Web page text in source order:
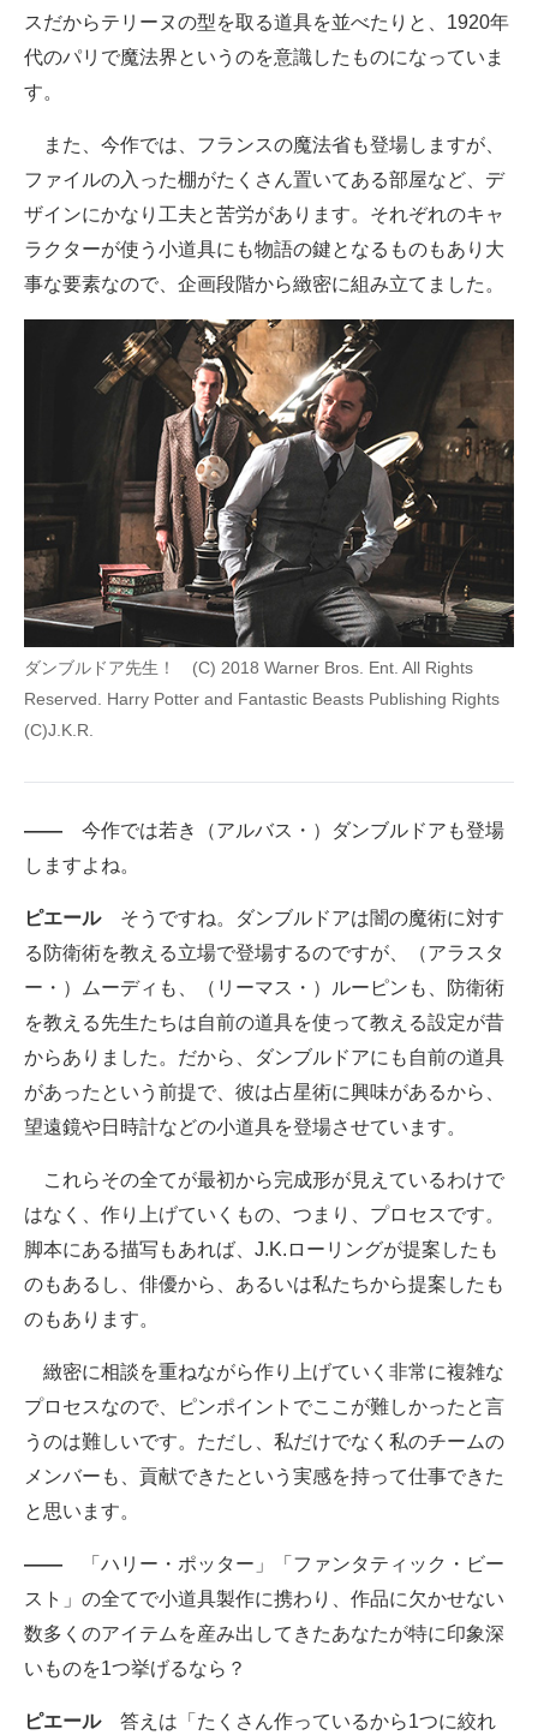
スだからテリーヌの型を取る道具を並べたりと、1920年
代のパリで魔法界というのを意識したものになっていま
す。
また、今作では、フランスの魔法省も登場しますが、
ファイルの入った棚がたくさん置いてある部屋など、デ
ザインにかなり工夫と苦労があります。それぞれのキャ
ラクターが使う小道具にも物語の鍵となるものもあり大
事な要素なので、企画段階から緻密に組み立てました。
ダンブルドア先生！ (C) 2018 Warner Bros. Ent. All Rights
Reserved. Harry Potter and Fantastic Beasts Publishing Rights
(C)J.K.R.
―― 今作では若き（アルバス・）ダンブルドアも登場
しますよね。
ピエールそうですね。ダンブルドアは闇の魔術に対す
る防衛術を教える立場で登場するのですが、（アラスタ
ー・）ムーディも、（リーマス・）ルーピンも、防衛術
を教える先生たちは自前の道具を使って教える設定が昔
からありました。だから、ダンブルドアにも自前の道具
があったという前提で、彼は占星術に興味があるから、
望遠鏡や日時計などの小道具を登場させています。
これらその全てが最初から完成形が見えているわけで
はなく、作り上げていくもの、つまり、プロセスです。
脚本にある描写もあれば、J.K.ローリングが提案したも
のもあるし、俳優から、あるいは私たちから提案したも
のもあります。
緻密に相談を重ねながら作り上げていく非常に複雑な
プロセスなので、ピンポイントでここが難しかったと言
うのは難しいです。ただし、私だけでなく私のチームの
メンバーも、貢献できたという実感を持って仕事できた
と思います。
―― 「ハリー・ポッター」「ファンタティック・ビー
スト」の全てで小道具製作に携わり、作品に欠かせない
数多くのアイテムを産み出してきたあなたが特に印象深
いものを1つ挙げるなら？
ピエール答えは「たくさん作っているから1つに絞れ